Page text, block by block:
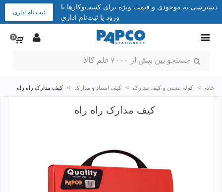
دسترسی به موجودی و قیمت ویژه برای کسب‌وکارها با
ورود یا ثبت‌نام اداری
ثبت نام اداری
0
خانه > کوله پشتی و کیف مدارک > کیف اسناد و مدارک > کیف مدارک راه راه
کیف مدارک راه راه